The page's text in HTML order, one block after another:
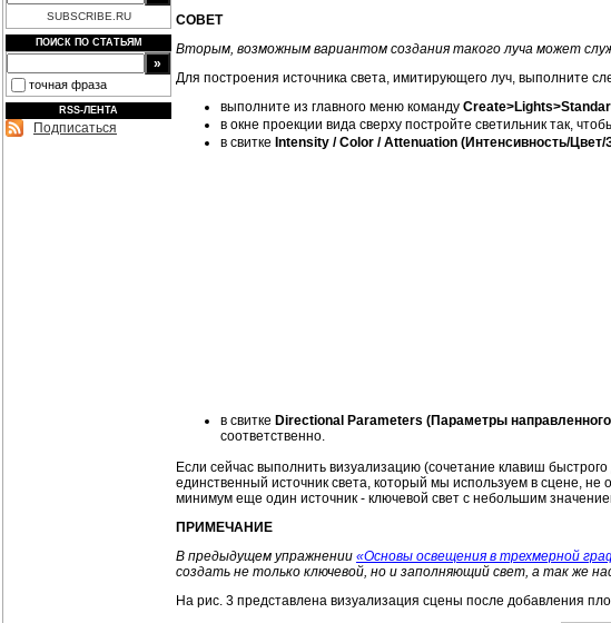
SUBSCRIBE.RU
ПОИСК ПО СТАТЬЯМ
точная фраза
RSS-ЛЕНТА
Подписаться
СОВЕТ
Вторым, возможным вариантом создания такого луча может
Для построения источника света, имитирующего луч, выполните
выполните из главного меню команду
в окне проекции вида сверху постройте светильник так,
в свитке Intensity / Color / Attenuation (Интенсивность/Цвет/
в свитке Directional Parameters (Параметры направленного
соответственно.
Если сейчас выполнить визуализацию (сочетание клавиш
единственный источник света, который мы используем в сцене, не
минимум еще один источник - ключевой свет с небольшим
ПРИМЕЧАНИЕ
В предыдущем упражнении «Основы освещения в трехмерной
создать не только ключевой, но и заполняющий свет, а так же
На рис. 3 представлена визуализация сцены после добавления